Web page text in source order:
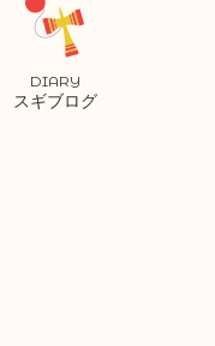
スギブログ
DIARY